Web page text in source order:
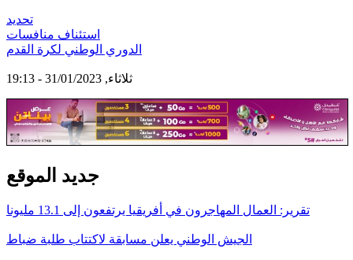
تحديد
استئناف منافسات
الدوري الوطني لكرة القدم
ثلاثاء, 31/01/2023 - 19:13
جديد الموقع
تقرير: العمال المهاجرون في أفريقيا يرتفعون إلى 13.1 مليونا
الجيش الوطني يعلن مسابقة لاكتتاب طلبة ضباط